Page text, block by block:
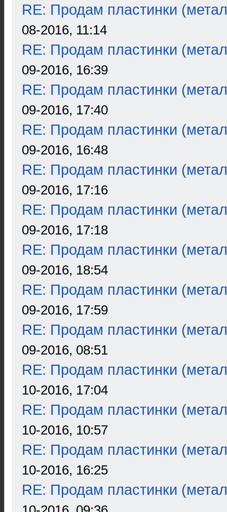
RE: Продам пластинки
08-2016, 11:14
RE: Продам пластинки
09-2016, 16:39
RE: Продам пластинки
09-2016, 17:40
RE: Продам пластинки
09-2016, 16:48
RE: Продам пластинки
09-2016, 17:16
RE: Продам пластинки
09-2016, 17:18
RE: Продам пластинки
09-2016, 18:54
RE: Продам пластинки
09-2016, 17:59
RE: Продам пластинки
09-2016, 08:51
RE: Продам пластинки
10-2016, 17:04
RE: Продам пластинки
10-2016, 10:57
RE: Продам пластинки
10-2016, 16:25
RE: Продам пластинки